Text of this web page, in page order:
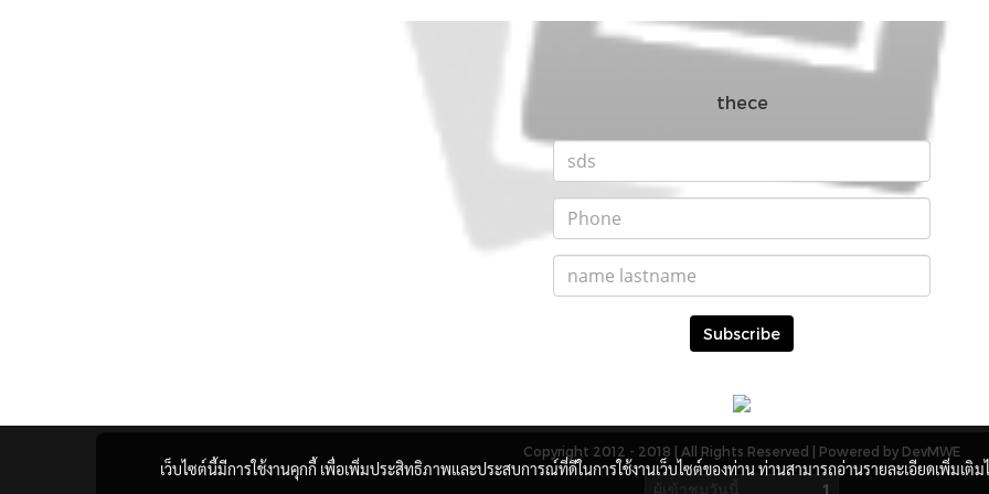
thece
Subscribe
Copyright 2012 - 2018 | All Rights Reserved | Powered by DevMWE
ผู้เข้าชมวันนี้ 1
เว็บไซต์นี้มีการใช้งานคุกกี้ เพื่อเพิ่มประสิทธิภาพและประสบการณ์ที่ดีในการใช้งานเว็บไซต์ของท่าน ท่านสามารถอ่านรายละเอียดเพิ่มเติม